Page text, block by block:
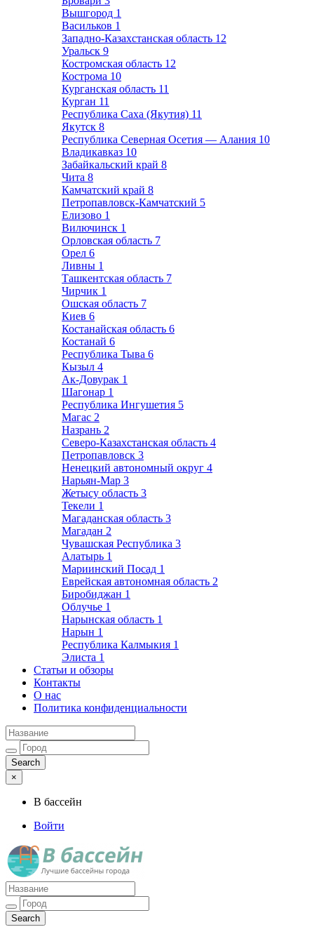
Вышгород 1
Васильков 1
Западно-Казахстанская область 12
Уральск 9
Костромская область 12
Кострома 10
Курганская область 11
Курган 11
Республика Саха (Якутия) 11
Якутск 8
Республика Северная Осетия — Алания 10
Владикавказ 10
Забайкальский край 8
Чита 8
Камчатский край 8
Петропавловск-Камчатский 5
Елизово 1
Вилючинск 1
Орловская область 7
Орел 6
Ливны 1
Ташкентская область 7
Чирчик 1
Ошская область 7
Киев 6
Костанайская область 6
Костанай 6
Республика Тыва 6
Кызыл 4
Ак-Довурак 1
Шагонар 1
Республика Ингушетия 5
Магас 2
Назрань 2
Северо-Казахстанская область 4
Петропавловск 3
Ненецкий автономный округ 4
Нарьян-Мар 3
Жетысу область 3
Текели 1
Магаданская область 3
Магадан 2
Чувашская Республика 3
Алатырь 1
Мариинский Посад 1
Еврейская автономная область 2
Биробиджан 1
Облучье 1
Нарынская область 1
Нарын 1
Республика Калмыкия 1
Элиста 1
Статьи и обзоры
Контакты
О нас
Политика конфиденциальности
×
В бассейн
Войти
Лучшие бассейны города